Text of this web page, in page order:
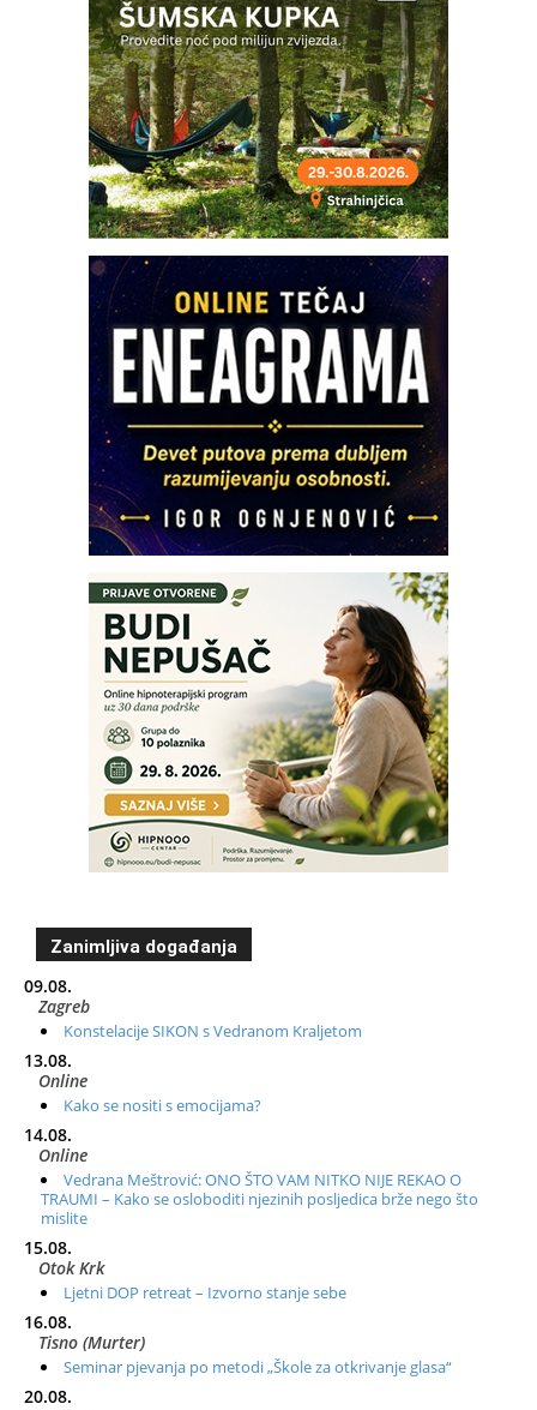
Zanimljiva događanja
09.08.
Zagreb
Konstelacije SIKON s Vedranom Kraljetom
13.08.
Online
Kako se nositi s emocijama?
14.08.
Online
Vedrana Meštrović: ONO ŠTO VAM NITKO NIJE REKAO O
TRAUMI – Kako se osloboditi njezinih posljedica brže nego što
mislite
15.08.
Otok Krk
Ljetni DOP retreat – Izvorno stanje sebe
16.08.
Tisno (Murter)
Seminar pjevanja po metodi „Škole za otkrivanje glasa“
20.08.